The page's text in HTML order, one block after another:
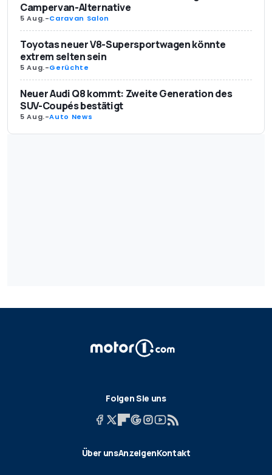
Campervan-Alternative
5 Aug.-Caravan Salon
Toyotas neuer V8-Supersportwagen könnte
extrem selten sein
5 Aug.-Gerüchte
Neuer Audi Q8 kommt: Zweite Generation des
SUV-Coupés bestätigt
5 Aug.-Auto News
Folgen Sie uns
Über unsAnzeigenKontakt